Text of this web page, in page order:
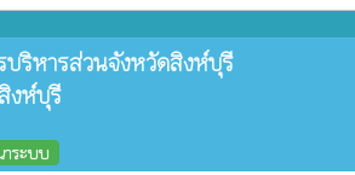
บริหารส่วนจังหวัดสิงห์บุรี
งห์บุรี
ระบบ